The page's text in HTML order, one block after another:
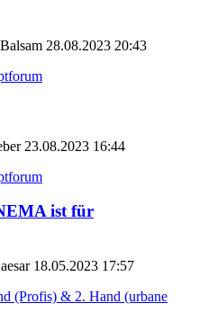
28.08.2023 20:43
23.08.2023 16:44
ist für
18.05.2023 17:57
(Profis) & 2. Hand (urbane